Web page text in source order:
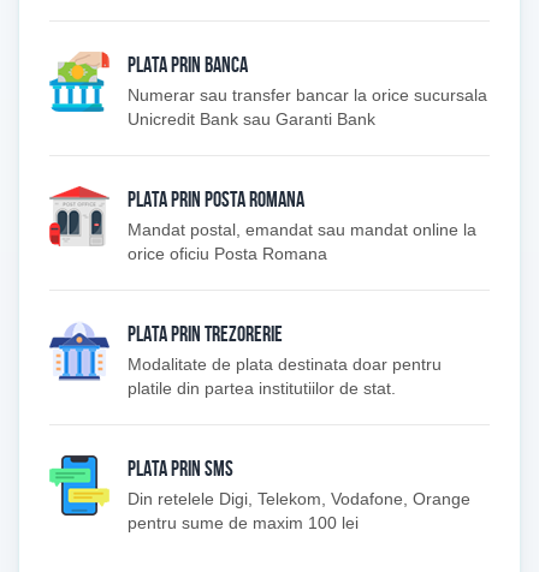
PLATA PRIN BANCA
Numerar sau transfer bancar la orice sucursala
Unicredit Bank sau Garanti Bank
PLATA PRIN POSTA ROMANA
Mandat postal, emandat sau mandat online la
orice oficiu Posta Romana
PLATA PRIN TREZORERIE
Modalitate de plata destinata doar pentru
platile din partea institutiilor de stat.
PLATA PRIN SMS
Din retelele Digi, Telekom, Vodafone, Orange
pentru sume de maxim 100 lei